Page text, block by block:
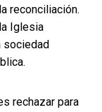
reconciliación.
Iglesia
sociedad
rechazar para